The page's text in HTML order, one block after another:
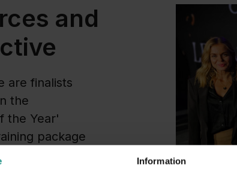
Information
and
are finalists
the
the Year'
package